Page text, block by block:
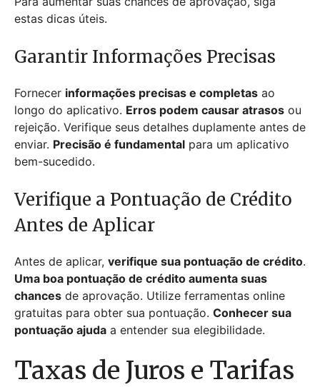
estas dicas úteis.
Garantir Informações Precisas
Fornecer informações precisas e completas ao
longo do aplicativo. Erros podem causar atrasos ou
rejeição. Verifique seus detalhes duplamente antes de
enviar. Precisão é fundamental para um aplicativo
bem-sucedido.
Verifique a Pontuação de Crédito
Antes de Aplicar
Antes de aplicar, verifique sua pontuação de crédito.
Uma boa pontuação de crédito aumenta suas
chances de aprovação. Utilize ferramentas online
gratuitas para obter sua pontuação. Conhecer sua
pontuação ajuda a entender sua elegibilidade.
Taxas de Juros e Tarifas